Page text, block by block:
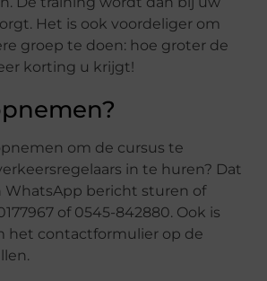
Het is ook voordeliger om
groep te doen: hoe groter de
korting u krijgt!
om de cursus te
in te huren? Dat
WhatsApp bericht sturen of
of 0545-842880. Ook is
het contactformulier op de